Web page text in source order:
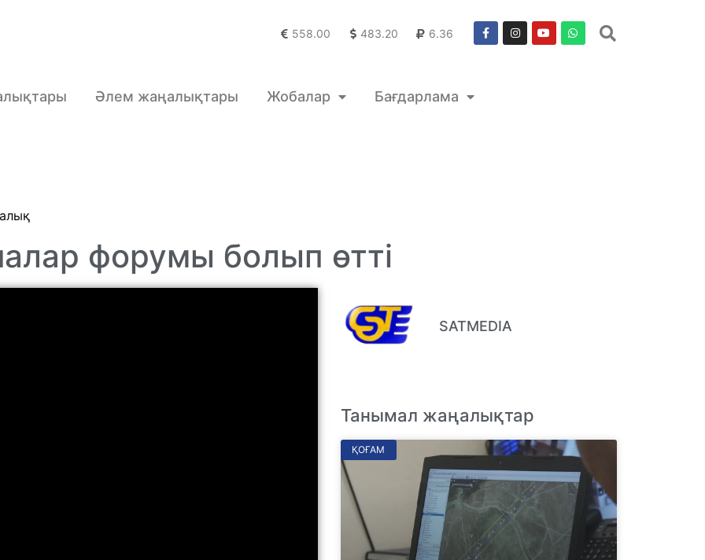
558.00 483.20 6.36
Әлем жаңалықтары Жобалар Бағдарлама
форумы болып өтті
SATMEDIA
Танымал жаңалықтар
ҚОҒАМ